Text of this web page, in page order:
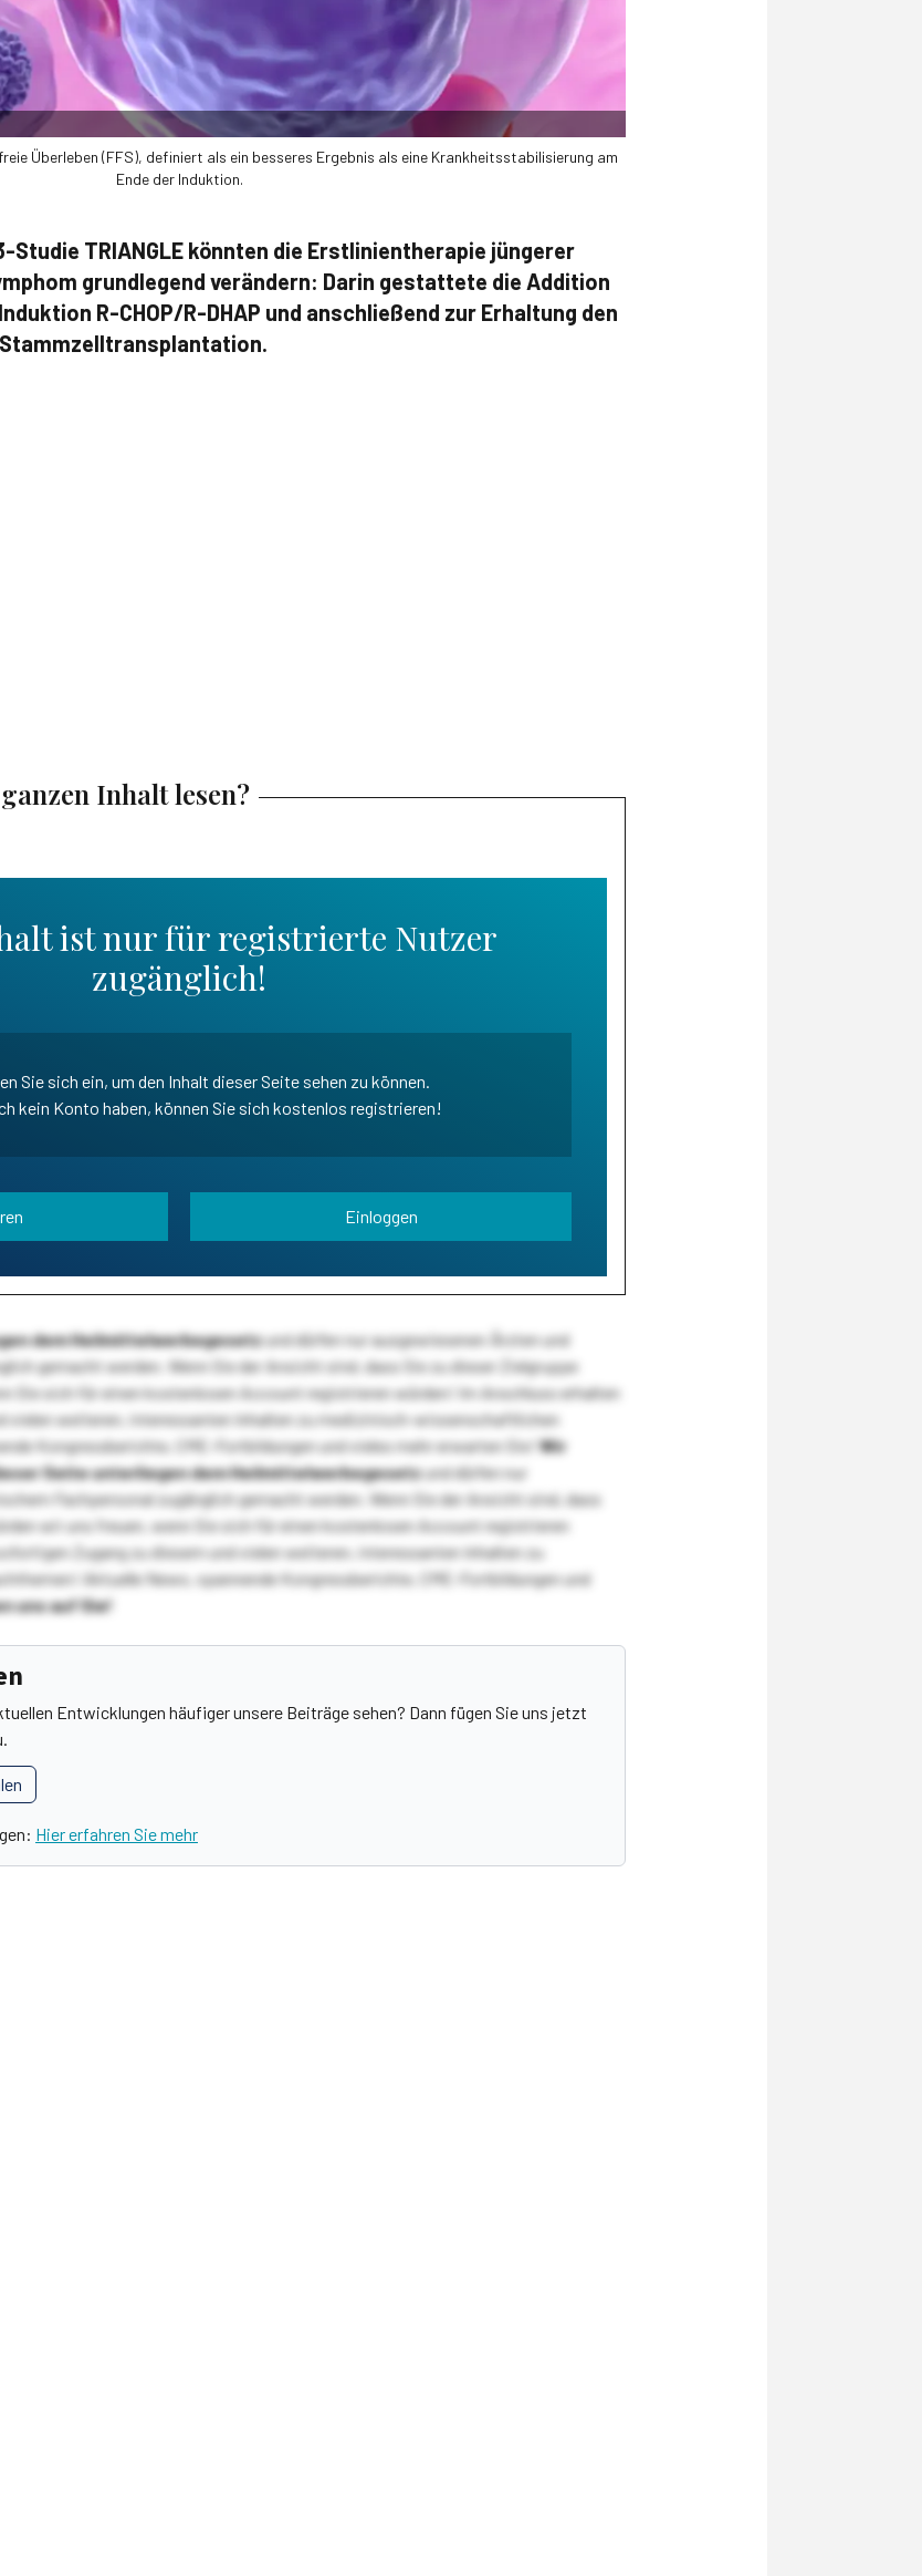
Überleben (FFS), definiert als ein besseres Ergebnis als eine Krankheitsstabilisierung am
Ende der Induktion.
Studie TRIANGLE könnten die Erstlinientherapie jüngerer
grundlegend verändern: Darin gestattete die Addition
R-CHOP/R-DHAP und anschließend zur Erhaltung den
Inhalt lesen?
ist nur für registrierte Nutzer
zugänglich!
Sie sich ein, um den Inhalt dieser Seite sehen zu können.
kein Konto haben, können Sie sich kostenlos registrieren!
Einloggen
dem Heilmittelwerbegesetzund dürfen nur ausgewiesenen Ärzten und
gemacht werden. Wenn Sie der Ansicht sind, dass Sie zu dieser Zielgruppe
Sie sich für einen kostenlosen Account registrieren würden! Im Anschluss erhalten
vielen weiteren, interessanten Inhalten zu medizinisch-wissenschaftlichen
Kongressberichte, CME-Fortbildungen und vieles mehr erwarten Sie!Wir
Seite unterliegen dem Heilmittelwerbegesetzund dürfen nur
Fachpersonal zugänglich gemacht werden. Wenn Sie der Ansicht sind, dass
wir uns freuen, wenn Sie sich für einen kostenlosen Account registrieren
Zugang zu diesem und vielen weiteren, interessanten Inhalten zu
Aktuelle News, spannende Kongressberichte, CME-Fortbildungen und
uns auf Sie!
Entwicklungen häufiger unsere Beiträge sehen? Dann fügen Sie uns jetzt
Hier erfahren Sie mehr